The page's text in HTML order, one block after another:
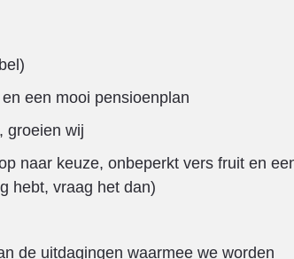
een mooi pensioenplan
groeien wij
naar keuze, onbeperkt vers fruit en
hebt, vraag het dan)
de uitdagingen waarmee we worden